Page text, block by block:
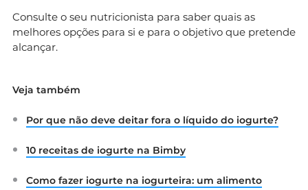
Consulte o seu nutricionista para saber quais as
melhores opções para si e para o objetivo que pretende
alcançar.
Veja também
Por que não deve deitar fora o líquido do iogurte?
10 receitas de iogurte na Bimby
Como fazer iogurte na iogurteira: um alimento